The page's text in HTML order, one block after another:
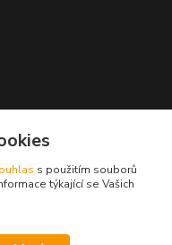
s použitím souborů
týkající se Vašich